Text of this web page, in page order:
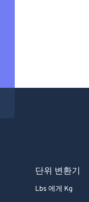
단위 변환기
Lbs 에게 Kg